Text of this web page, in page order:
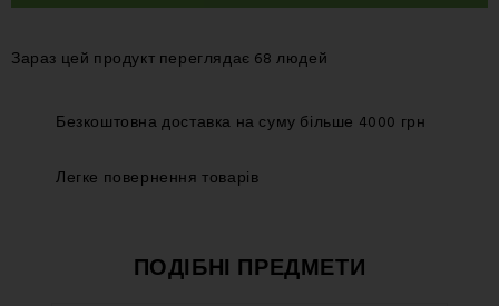
Зараз цей продукт переглядає 68 людей
Безкоштовна доставка на суму більше 4000 грн
Легке повернення товарів
ПОДІБНІ ПРЕДМЕТИ